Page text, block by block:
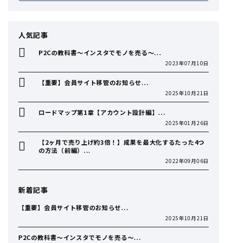
人気記事
P2Cの教科書〜インスタでモノを売る〜...
2023年07月10日
【重要】会員サイト移管のお知らせ...
2025年10月21日
ロードマップ第1章【アカウント設計編】...
2025年01月26日
【2ヶ月で売り上げ約3倍！】成果を最大化するたった4つ
の方法（前編）...
2022年09月06日
新着記事
【重要】会員サイト移管のお知らせ...
2025年10月21日
P2Cの教科書〜インスタでモノを売る〜...